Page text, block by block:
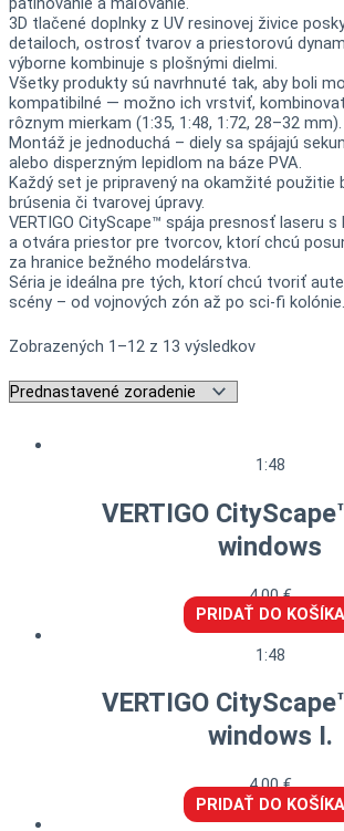
3D tlačené doplnky z UV resinovej živice
detailoch, ostrosť tvarov a priestorovú
výborne kombinuje s plošnými dielmi.
Všetky produkty sú navrhnuté tak, aby boli
kompatibilné — možno ich vrstviť,
rôznym mierkam (1:35, 1:48, 1:72, 28–32 mm).
Montáž je jednoduchá – diely sa spájajú
alebo disperzným lepidlom na báze PVA.
Každý set je pripravený na okamžité použitie
brúsenia či tvarovej úpravy.
VERTIGO CityScape™ spája presnosť laseru
a otvára priestor pre tvorcov, ktorí chcú
za hranice bežného modelárstva.
Séria je ideálna pre tých, ktorí chcú tvoriť
scény – od vojnových zón až po sci-fi kolónie.
Zobrazených 1–12 z 13 výsledkov
1:48
VERTIGO
windows
4,00€
PRIDAŤ DO KOŠÍKA
1:48
VERTIGO
windows I.
4,00€
PRIDAŤ DO KOŠÍKA